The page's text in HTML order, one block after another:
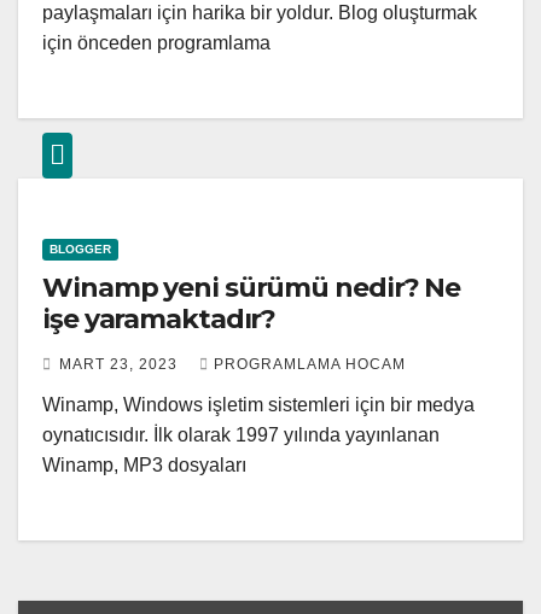
paylaşmaları için harika bir yoldur. Blog oluşturmak
için önceden programlama
BLOGGER
Winamp yeni sürümü nedir? Ne
işe yaramaktadır?
MART 23, 2023 PROGRAMLAMA HOCAM
Winamp, Windows işletim sistemleri için bir medya
oynatıcısıdır. İlk olarak 1997 yılında yayınlanan
Winamp, MP3 dosyaları